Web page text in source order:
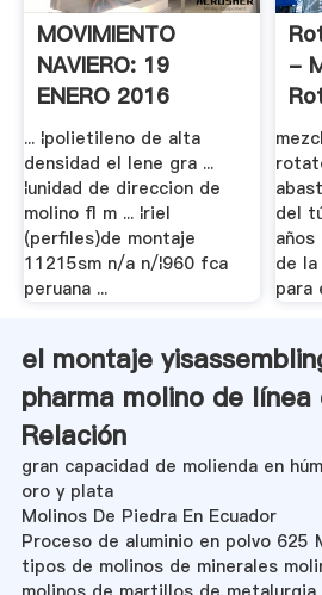
MOVIMIENTO
NAVIERO: 19
ENERO 2016
... ¦polietileno de alta
densidad el lene gra ...
¦unidad de direccion de
molino fl m ... ¦riel
(perfiles)de montaje
11215sm n/a n/¦960 fca
peruana ...
-
del
años
de
para
el montaje
pharma molino de
Relación
gran capacidad de molienda en
oro y plata
Molinos De Piedra En Ecuador
Proceso de aluminio en polvo 625
tipos de molinos de minerales